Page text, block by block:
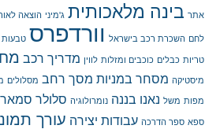
אתר בינה מלאכותית ג'מיני הוצאה
לחם השכרת רכב בישראל וורדפרס טבעות
טריות כבלים כוכבים ומזלות לווין מדריך רכב
מיסטיקה מסחר במניות מסך רחב מסלולים
מפות משל נאנו בננה נומרולוגיה סלולר
ספא ספר הדרכה עבודות יצירה עורך